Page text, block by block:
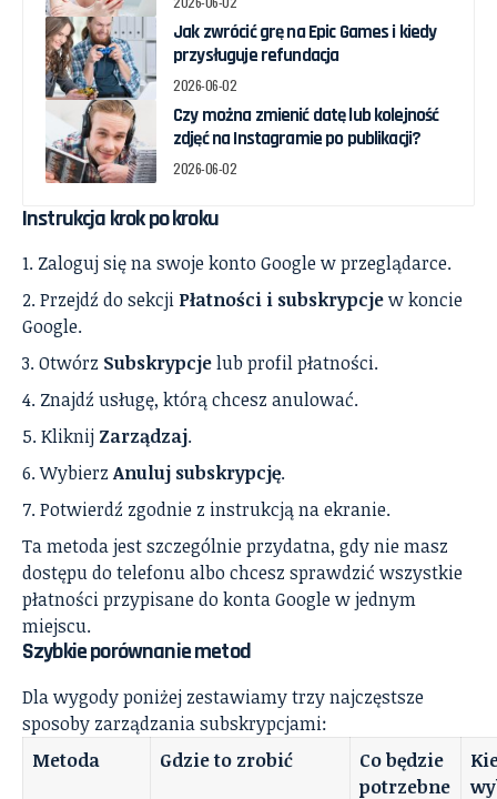
Jak zwrócić grę na Epic Games i kiedy
przysługuje refundacja
2026-06-02
Czy można zmienić datę lub kolejność
zdjęć na Instagramie po publikacji?
2026-06-02
Instrukcja krok po kroku
Zaloguj się na swoje konto Google w przeglądarce.
Przejdź do sekcji Płatności i subskrypcjew koncie
Google.
Otwórz Subskrypcjelub profil płatności.
Znajdź usługę, którą chcesz anulować.
Kliknij Zarządzaj.
WybierzAnuluj subskrypcję.
Potwierdź zgodnie z instrukcją na ekranie.
Ta metoda jest szczególnie przydatna, gdy nie masz
dostępu do telefonu albo chcesz sprawdzić wszystkie
płatności przypisane do konta Google w jednym
miejscu.
Szybkie porównanie metod
Dla wygody poniżej zestawiamy trzy najczęstsze
sposoby zarządzania subskrypcjami:
Metoda
Gdzie to zrobić
Co będzie
potrzebne